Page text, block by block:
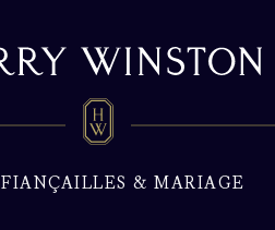
FIANÇAILLES & MARIAGE